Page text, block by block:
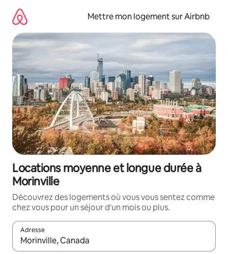
directement
contenu
Mettre mon logement sur Airbnb
Locations moyenne et longue durée à
Morinville
Découvrez des logements où vous vous sentez comme
chez vous pour un séjour d'un mois ou plus.
Adresse
Lorsque les résultats s'affichent, utilisez les flèches vers le